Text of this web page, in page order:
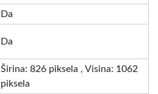
Da
Da
Širina: 826 piksela , Visina: 1062
piksela